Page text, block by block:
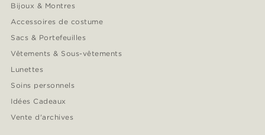
Bijoux & Montres
Accessoires de costume
Sacs & Portefeuilles
Vêtements & Sous-vêtements
Lunettes
Soins personnels
Idées Cadeaux
Vente d'archives